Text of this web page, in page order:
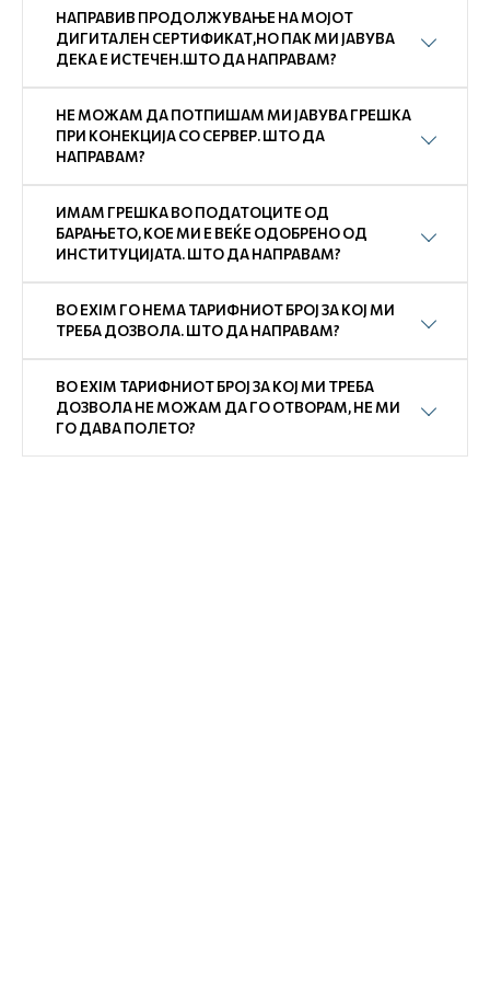
НАПРАВИВ ПРОДОЛЖУВАЊЕ НА МОЈОТ
ДИГИТАЛЕН СЕРТИФИКАТ,НО ПАК МИ ЈАВУВА
ДЕКА Е ИСТЕЧЕН.ШТО ДА НАПРАВАМ?
НЕ МОЖАМ ДА ПОТПИШАМ МИ ЈАВУВА ГРЕШКА
ПРИ КОНЕКЦИЈА СО СЕРВЕР. ШТО ДА
НАПРАВАМ?
ИМАМ ГРЕШКА ВО ПОДАТОЦИТЕ ОД
БАРАЊЕТО, КОЕ МИ Е ВЕЌЕ ОДОБРЕНО ОД
ИНСТИТУЦИЈАТА. ШТО ДА НАПРАВАМ?
ВО EXIM ГО НЕМА ТАРИФНИОТ БРОЈ ЗА КОЈ МИ
ТРЕБА ДОЗВОЛА. ШТО ДА НАПРАВАМ?
ВО EXIM ТАРИФНИОТ БРОЈ ЗА КОЈ МИ ТРЕБА
ДОЗВОЛА НЕ МОЖАМ ДА ГО ОТВОРАМ, НЕ МИ
ГО ДАВА ПОЛЕТО?